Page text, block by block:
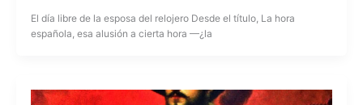
El día libre de la esposa del relojero Desde el título, La hora
española, esa alusión a cierta hora —¿la